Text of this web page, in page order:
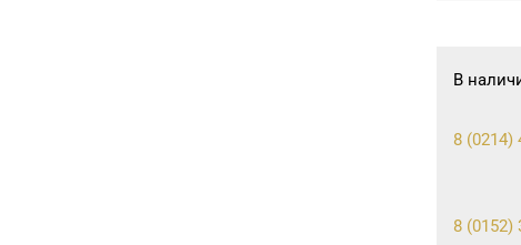
В
8 (0214)
8 (0152)